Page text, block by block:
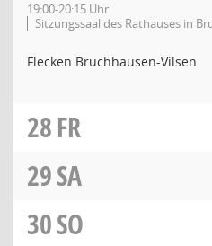
19:00-20:15 Uhr
Sitzungssaal des Rathauses in
Flecken Bruchhausen-Vilsen
28FR
29SA
30SO